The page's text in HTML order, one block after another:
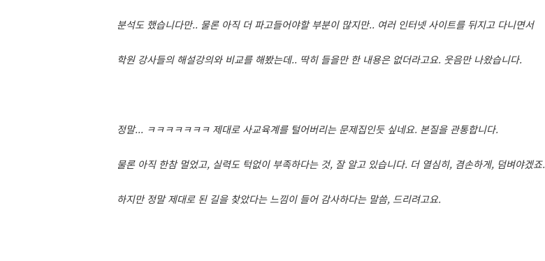
분석도 했습니다만.. 물론 아직 더 파고들어야할 부분이 많지만.. 여러 인터넷 사이트를 뒤지고 다니면서
학원 강사들의 해설강의와 비교를 해봤는데.. 딱히 들을만 한 내용은 없더라고요. 웃음만 나왔습니다.
정말... ㅋㅋㅋㅋㅋㅋㅋ 제대로 사교육계를 털어버리는 문제집인듯 싶네요. 본질을 관통합니다.
물론 아직 한참 멀었고, 실력도 턱없이 부족하다는 것, 잘 알고 있습니다. 더 열심히, 겸손하게, 덤벼야겠죠.
하지만 정말 제대로 된 길을 찾았다는 느낌이 들어 감사하다는 말씀, 드리려고요.